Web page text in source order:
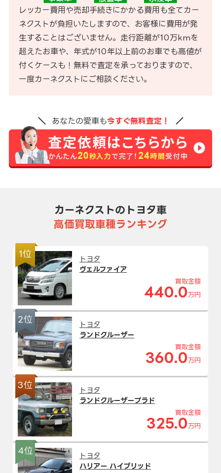
レッカー費用や売却手続きにかかる費用も全てカー
ネクストが負担いたしますので、お客様に費用が発
生することはございません。走行距離が10万kmを
超えたお車や、年式が10年以上前のお車でも高値が
付くケースも！無料で査定を承っておりますので、
一度カーネクストにご相談ください。
あなたの愛車も今すぐ無料査定！
カーネクストのトヨタ車
高価買取車種ランキング
1位
トヨタ
ヴェルファイア
買取金額
440.0 万円
2位
トヨタ
ランドクルーザー
買取金額
360.0 万円
3位
トヨタ
ランドクルーザープラド
買取金額
325.0 万円
4位
トヨタ
ハリアー ハイブリッド